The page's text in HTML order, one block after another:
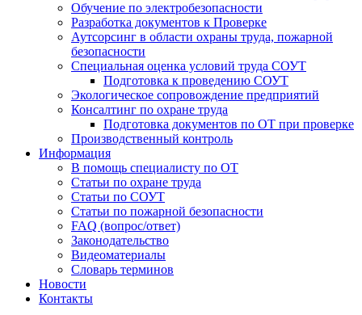
Обучение по электробезопасности
Разработка документов к Проверке
Аутсорсинг в области охраны труда, пожарной
безопасности
Специальная оценка условий труда СОУТ
Подготовка к проведению СОУТ
Экологическое сопровождение предприятий
Консалтинг по охране труда
Подготовка документов по ОТ при проверке
Производственный контроль
Информация
В помощь специалисту по ОТ
Статьи по охране труда
Статьи по СОУТ
Статьи по пожарной безопасности
FAQ (вопрос/ответ)
Законодательство
Видеоматериалы
Словарь терминов
Новости
Контакты